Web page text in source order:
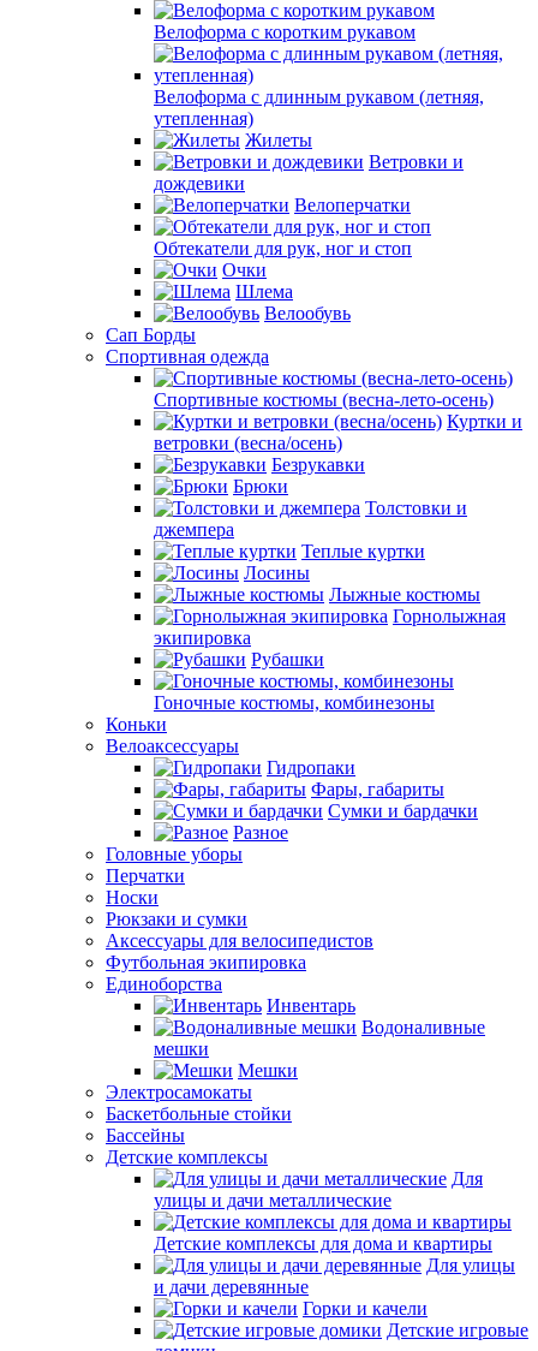
Велоформа с коротким рукавом
Велоформа с длинным рукавом (летняя,
утепленная)
Жилеты
Ветровки и
дождевики
Велоперчатки
Обтекатели для рук, ног и стоп
Очки
Шлема
Велообувь
Сап Борды
Спортивная одежда
Спортивные костюмы (весна-лето-осень)
Куртки и
ветровки (весна/осень)
Безрукавки
Брюки
Толстовки и
джемпера
Теплые куртки
Лосины
Лыжные костюмы
Горнолыжная
экипировка
Рубашки
Гоночные костюмы, комбинезоны
Коньки
Велоаксессуары
Гидропаки
Фары, габариты
Сумки и бардачки
Разное
Головные уборы
Перчатки
Носки
Рюкзаки и сумки
Аксессуары для велосипедистов
Футбольная экипировка
Единоборства
Инвентарь
Водоналивные
мешки
Мешки
Электросамокаты
Баскетбольные стойки
Бассейны
Детские комплексы
Для
улицы и дачи металлические
Детские комплексы для дома и квартиры
Для улицы
и дачи деревянные
Горки и качели
Детские игровые